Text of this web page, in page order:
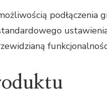
podłączenia